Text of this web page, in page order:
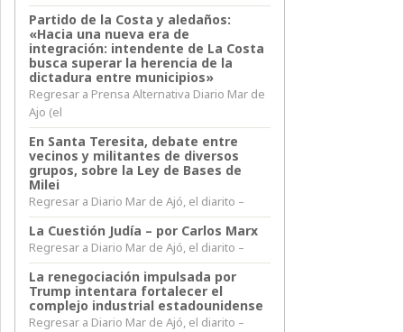
Partido de la Costa y aledaños:
«Hacia una nueva era de
integración: intendente de La Costa
busca superar la herencia de la
dictadura entre municipios»
Regresar a Prensa Alternativa Diario Mar de
Ajo (el
En Santa Teresita, debate entre
vecinos y militantes de diversos
grupos, sobre la Ley de Bases de
Milei
Regresar a Diario Mar de Ajó, el diarito –
La Cuestión Judía – por Carlos Marx
Regresar a Diario Mar de Ajó, el diarito –
La renegociación impulsada por
Trump intentara fortalecer el
complejo industrial estadounidense
Regresar a Diario Mar de Ajó, el diarito –